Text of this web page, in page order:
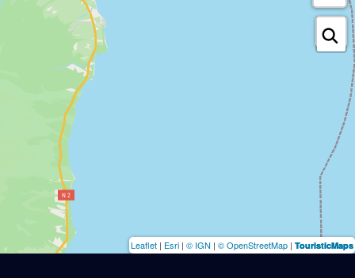
Leaflet | Esri | © IGN | © OpenStreetMap | TouristicMaps